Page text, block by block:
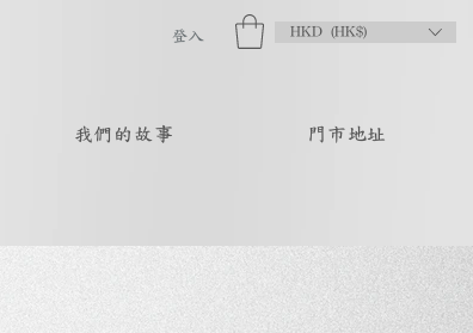
登入 HKD (HK$)
我們的故事 門市地址